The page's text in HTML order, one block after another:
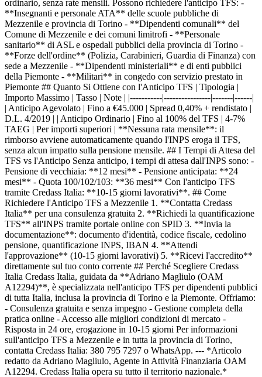
ordinario, senza rate mensili. Possono richiedere l'anticipo TFS: -
**Insegnanti e personale ATA** delle scuole pubbliche di
Mezzenile e provincia di Torino - **Dipendenti comunali** del
Comune di Mezzenile e dei comuni limitrofi - **Personale
sanitario** di ASL e ospedali pubblici della provincia di Torino -
**Forze dell'ordine** (Polizia, Carabinieri, Guardia di Finanza) con
sede a Mezzenile - **Dipendenti ministeriali** e di enti pubblici
della Piemonte - **Militari** in congedo con servizio prestato in
Piemonte ## Quanto Si Ottiene con l'Anticipo TFS | Tipologia |
Importo Massimo | Tasso | Note | |-----------|----------------|-------|------|
| Anticipo Agevolato | Fino a €45.000 | Spread 0,40% + rendistato |
D.L. 4/2019 | | Anticipo Ordinario | Fino al 100% del TFS | 4-7%
TAEG | Per importi superiori | **Nessuna rata mensile**: il
rimborso avviene automaticamente quando l'INPS eroga il TFS,
senza alcun impatto sulla pensione mensile. ## I Tempi di Attesa del
TFS vs l'Anticipo Senza anticipo, i tempi di attesa dall'INPS sono: -
Pensione di vecchiaia: **12 mesi** - Pensione anticipata: **24
mesi** - Quota 100/102/103: **36 mesi** Con l'anticipo TFS
tramite Credass Italia: **10-15 giorni lavorativi**. ## Come
Richiedere l'Anticipo TFS a Mezzenile 1. **Contatta Credass
Italia** per una consulenza gratuita 2. **Richiedi la quantificazione
TFS** all'INPS tramite portale online con SPID 3. **Invia la
documentazione**: documento d'identità, codice fiscale, cedolino
pensione, quantificazione INPS, IBAN 4. **Attendi
l'approvazione** (10-15 giorni lavorativi) 5. **Ricevi l'accredito**
direttamente sul tuo conto corrente ## Perché Scegliere Credass
Italia Credass Italia, guidata da **Adriano Magliulo (OAM
A12294)**, è specializzata nell'anticipo TFS per dipendenti pubblici
di tutta Italia, inclusa la provincia di Torino e la Piemonte. Offriamo:
- Consulenza gratuita e senza impegno - Gestione completa della
pratica online - Accesso alle migliori condizioni di mercato -
Risposta in 24 ore, erogazione in 10-15 giorni Per informazioni
sull'anticipo TFS a Mezzenile e in tutta la provincia di Torino,
contatta Credass Italia: 380 795 7297 o WhatsApp. --- *Articolo
redatto da Adriano Magliulo, Agente in Attività Finanziaria OAM
A12294. Credass Italia opera su tutto il territorio nazionale.*